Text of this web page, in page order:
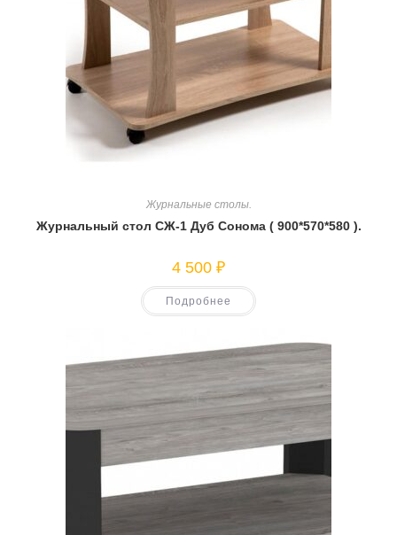
Журнальные столы.
Журнальный стол СЖ-1 Дуб Сонома ( 900*570*580 ).
4 500 ₽
Подробнее